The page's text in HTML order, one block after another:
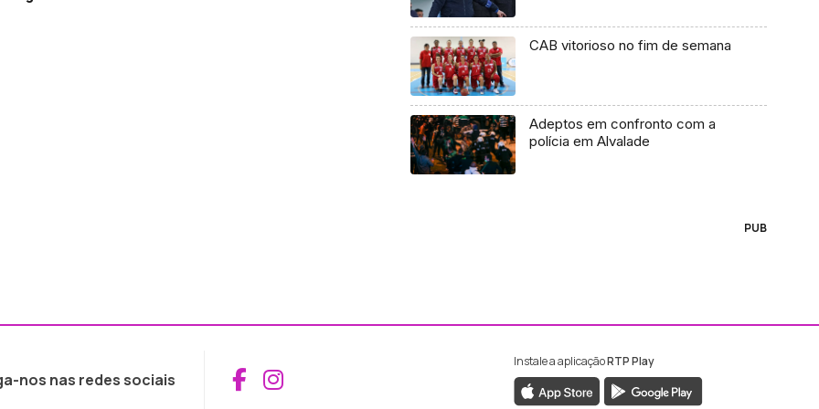
CAB vitorioso no fim de semana
Adeptos em confronto com a
polícia em Alvalade
PUB
nos nas redes sociais Aceder ao Facebook da RTP Madeira
Aceder ao Instagram da RTP Madeira
Instale a aplicaçãoRTP Play